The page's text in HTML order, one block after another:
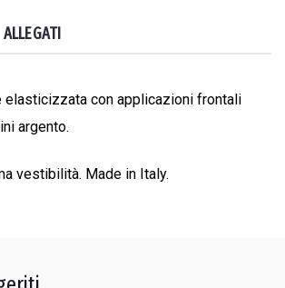
ALLEGATI
elasticizzata con applicazioni frontali
argento.
vestibilità. Made in Italy.